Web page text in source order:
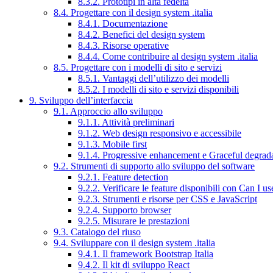
8.4. Progettare con il design system .italia
8.4.1. Documentazione
8.4.2. Benefici del design system
8.4.3. Risorse operative
8.4.4. Come contribuire al design system .italia
8.5. Progettare con i modelli di sito e servizi
8.5.1. Vantaggi dell’utilizzo dei modelli
8.5.2. I modelli di sito e servizi disponibili
9. Sviluppo dell’interfaccia
9.1. Approccio allo sviluppo
9.1.1. Attività preliminari
9.1.2. Web design responsivo e accessibile
9.1.3. Mobile first
9.1.4. Progressive enhancement e Graceful
9.2. Strumenti di supporto allo sviluppo del software
9.2.1. Feature detection
9.2.2. Verificare le feature disponibili con Can I
9.2.3. Strumenti e risorse per CSS e JavaScript
9.2.4. Supporto browser
9.2.5. Misurare le prestazioni
9.3. Catalogo del riuso
9.4. Sviluppare con il design system .italia
9.4.1. Il framework Bootstrap Italia
9.4.2. Il kit di sviluppo React